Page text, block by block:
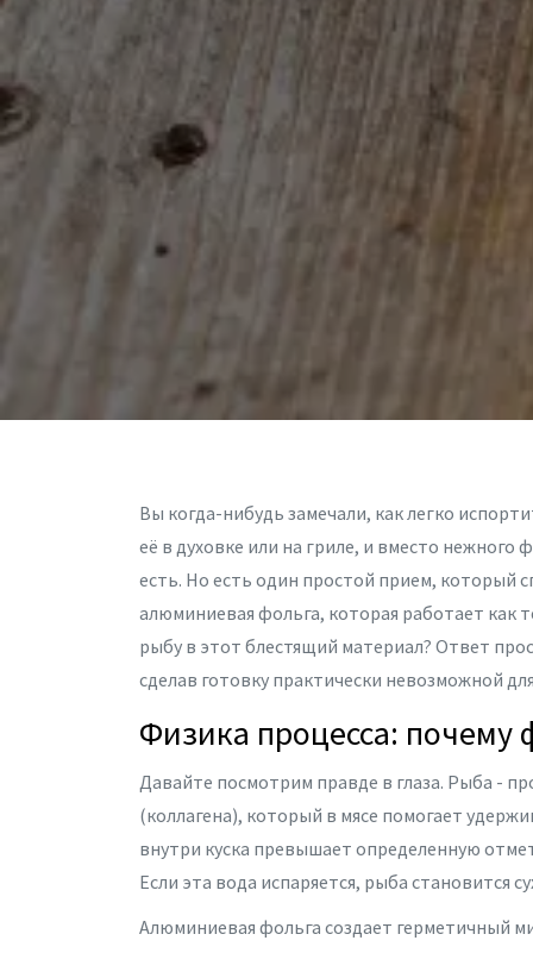
Вы когда-нибудь замечали, как легко
её в духовке или на гриле, и вместо нежного
есть. Но есть один простой прием, который
алюминиевая фольга, которая работает как
рыбу в этот блестящий материал? Ответ
сделав готовку практически невозможной
Физика процесса: почему
Давайте посмотрим правде в глаза. Рыба -
(коллагена), который в мясе помогает
внутри куска превышает определенную
Если эта вода испаряется, рыба становится
Алюминиевая фольга создает герметичный